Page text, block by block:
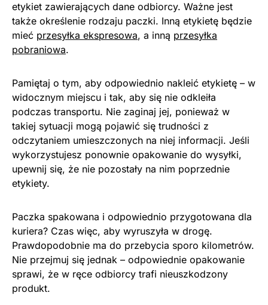
etykiet zawierających dane odbiorcy. Ważne jest
także określenie rodzaju paczki. Inną etykietę będzie
mieć przesyłka ekspresowa, a inną przesyłka
pobraniowa.
Pamiętaj o tym, aby odpowiednio nakleić etykietę – w
widocznym miejscu i tak, aby się nie odkleiła
podczas transportu. Nie zaginaj jej, ponieważ w
takiej sytuacji mogą pojawić się trudności z
odczytaniem umieszczonych na niej informacji. Jeśli
wykorzystujesz ponownie opakowanie do wysyłki,
upewnij się, że nie pozostały na nim poprzednie
etykiety.
Paczka spakowana i odpowiednio przygotowana dla
kuriera? Czas więc, aby wyruszyła w drogę.
Prawdopodobnie ma do przebycia sporo kilometrów.
Nie przejmuj się jednak – odpowiednie opakowanie
sprawi, że w ręce odbiorcy trafi nieuszkodzony
produkt.